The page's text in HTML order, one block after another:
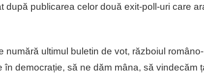
după publicarea celor două exit-poll-uri care
numără ultimul buletin de vot, războiul româno-
în democrație, să ne dăm mâna, să vindecăm